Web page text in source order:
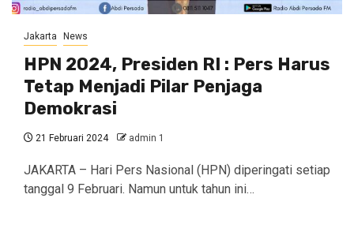
Jakarta News
HPN 2024, Presiden RI : Pers Harus
Tetap Menjadi Pilar Penjaga
Demokrasi
21 Februari 2024 admin 1
JAKARTA – Hari Pers Nasional (HPN) diperingati setiap
tanggal 9 Februari. Namun untuk tahun ini…